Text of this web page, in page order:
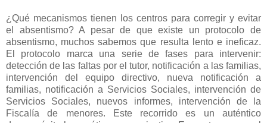
¿Qué mecanismos tienen los centros para corregir y evitar
el absentismo? A pesar de que existe un protocolo de
absentismo, muchos sabemos que resulta lento e ineficaz.
El protocolo marca una serie de fases para intervenir:
detección de las faltas por el tutor, notificación a las familias,
intervención del equipo directivo, nueva notificación a
familias, notificación a Servicios Sociales, intervención de
Servicios Sociales, nuevos informes, intervención de la
Fiscalía de menores. Este recorrido es un auténtico